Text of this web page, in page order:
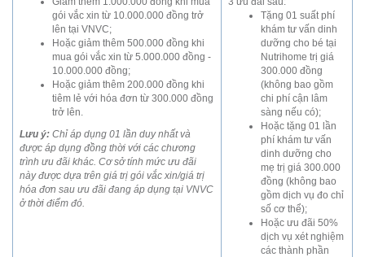
gói vắc xin từ 10.000.000 đồng trở
lên tại VNVC;
Hoặc giảm thêm 500.000 đồng khi
mua gói vắc xin từ 5.000.000 đồng -
10.000.000 đồng;
Hoặc giảm thêm 200.000 đồng khi
tiêm lẻ với hóa đơn từ 300.000 đồng
trở lên.
Lưu ý: Chỉ áp dụng 01 lần duy nhất và
được áp dụng đồng thời với các chương
trình ưu đãi khác. Cơ sở tính mức ưu đãi
này được dựa trên giá trị gói vắc xin/giá trị
hóa đơn sau ưu đãi đang áp dụng tại VNVC
ở thời điểm đó.
Tặng 01 suất phí
khám tư vấn dinh
dưỡng cho bé tại
Nutrihome trị giá
300.000 đồng
(không bao gồm
chi phí cận lâm
sàng nếu có);
Hoặc tặng 01 lần
phí khám tư vấn
dinh dưỡng cho
mẹ trị giá 300.000
đồng (không bao
gồm dịch vụ đo chỉ
số cơ thể);
Hoặc ưu đãi 50%
dịch vụ xét nghiệm
các thành phần